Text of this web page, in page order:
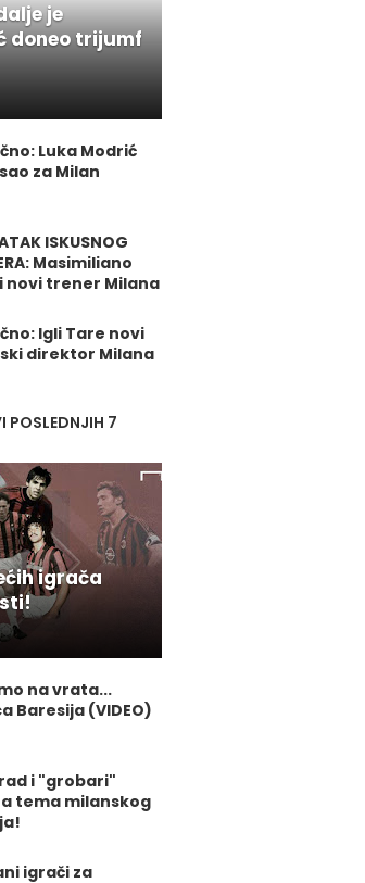
je
doneo trijumf
Luka Modrić
za Milan
ISKUSNOG
Masimiliano
novi trener Milana
Igli Tare novi
direktor Milana
POSLEDNJIH 7
igrača
na vrata...
Baresija (VIDEO)
i "grobari"
tema milanskog
igrači za